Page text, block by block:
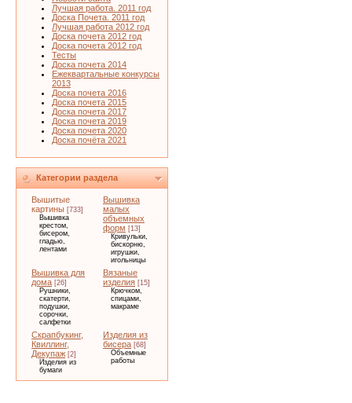
Лучшая работа. 2011 год
Доска Почета. 2011 год
Лучшая работа 2012 год
Доска почета 2012 год
Доска почета 2012 год
Тесты
Доска почета 2014
Ежеквартальные конкурсы
2013
Доска почета 2016
Доска почета 2015
Доска почета 2017
Доска почета 2019
Доска почета 2020
Доска почёта 2021
Категории раздела
Вышитые
картины [733]
Вышивка
крестом,
бисером,
гладью,
лентами
Вышивка
малых
объемных
форм [13]
Кривульки,
бискорню,
игрушки,
игольницы
Вышивка для
дома [26]
Рушники,
скатерти,
подушки,
сорочки,
салфетки
Вязаные
изделия [15]
Крючком,
спицами,
макраме
Скрапбукинг,
Квиллинг,
Декупаж [2]
Изделия из
бумаги
Изделия из
бисера [68]
Объемные
работы